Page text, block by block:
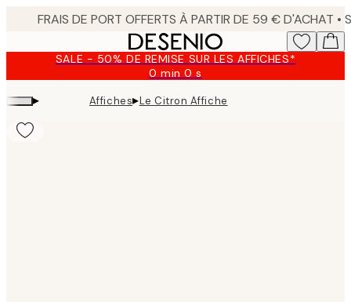
content.SALE - 50% DE REMISE SUR LES AFFICHES*
0 min0 s
Valable
jusqu'au
:
▸ Affiches▸Le Citron Affiche